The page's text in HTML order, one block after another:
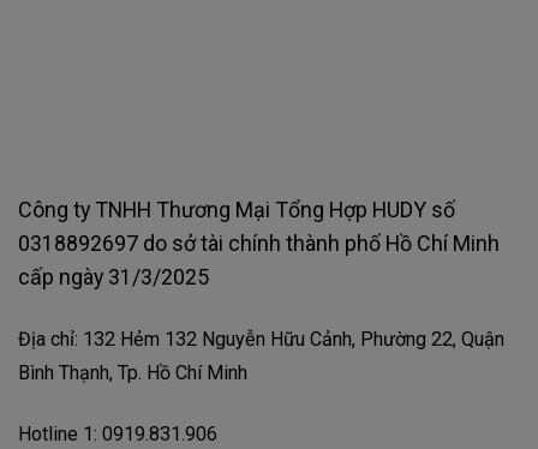
Công ty TNHH Thương Mại Tổng Hợp HUDY số
0318892697 do sở tài chính thành phố Hồ Chí Minh
cấp ngày 31/3/2025
Địa chỉ: 132 Hẻm 132 Nguyễn Hữu Cảnh, Phường 22, Quận
Bình Thạnh, Tp. Hồ Chí Minh
Hotline 1: 0919.831.906